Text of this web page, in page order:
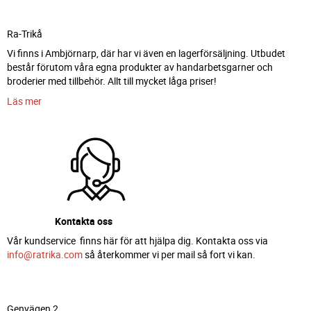
Ra-Trikå
Vi finns i Ambjörnarp, där har vi även en lagerförsäljning. Utbudet
består förutom våra egna produkter av handarbetsgarner och
broderier med tillbehör. Allt till mycket låga priser!
Läs mer
Kontakta oss
Vår kundservice finns här för att hjälpa dig. Kontakta oss via
info@ratrika.comså återkommer vi per mail så fort vi kan.